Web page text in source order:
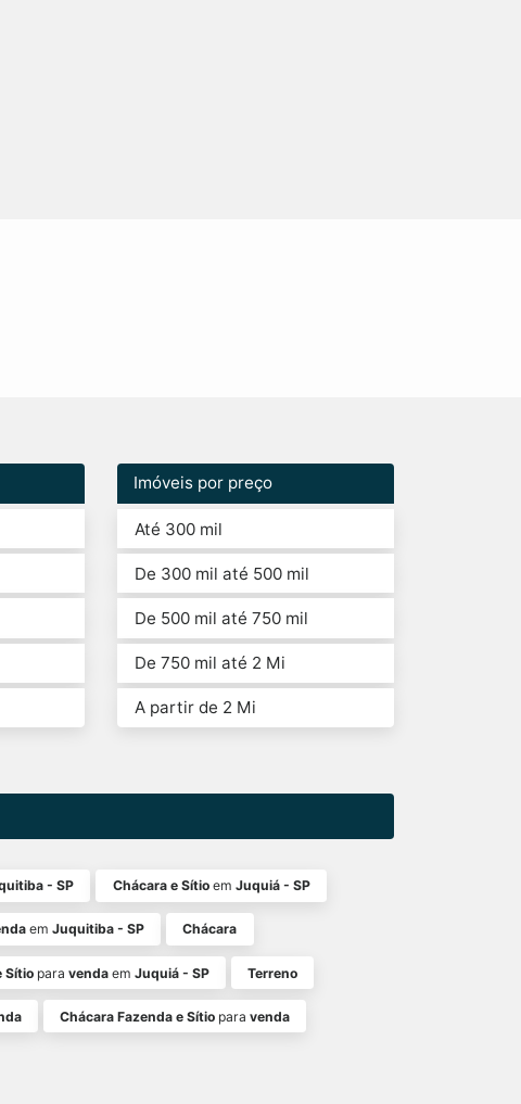
Imóveis por preço
Até 300 mil
De 300 mil até 500 mil
De 500 mil até 750 mil
De 750 mil até 2 Mi
A partir de 2 Mi
- SP Chácara e Sítioem Juquiá - SP
emJuquitiba - SP Chácara
Sítiopara vendaem Juquiá - SP Terreno
Chácara Fazenda e Sítio paravenda